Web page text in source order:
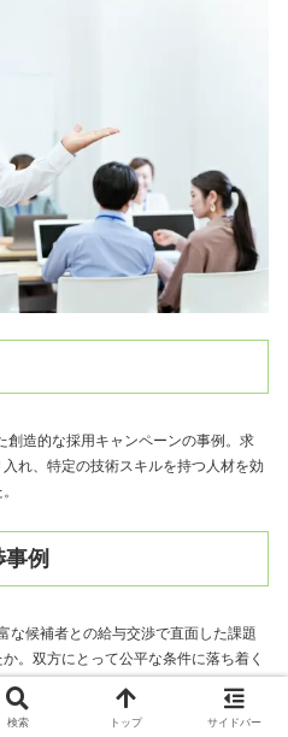
創造的な採用キャンペーンの事例。求
れ、特定の技術スキルを持つ人材を効
例
な候補者との給与交渉で直面した課題
。双方にとって公平な条件に落ち着く
検索 トップ サイドバー